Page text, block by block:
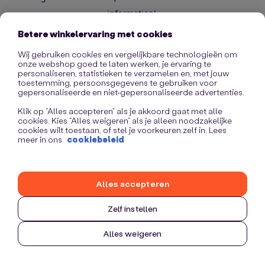
information).
Betere winkelervaring met cookies
Wij gebruiken cookies en vergelijkbare technologieën om
onze webshop goed te laten werken, je ervaring te
personaliseren, statistieken te verzamelen en, met jouw
toestemming, persoonsgegevens te gebruiken voor
gepersonaliseerde en niet-gepersonaliseerde advertenties.
Klik op “Alles accepteren” als je akkoord gaat met alle
cookies. Kies “Alles weigeren” als je alleen noodzakelijke
cookies wilt toestaan, of stel je voorkeuren zelf in. Lees
meer in ons cookiebeleid
Zelf instellen
Alles weigeren
Alles accepteren